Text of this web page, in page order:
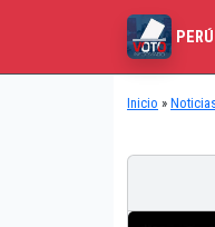
Inicio »